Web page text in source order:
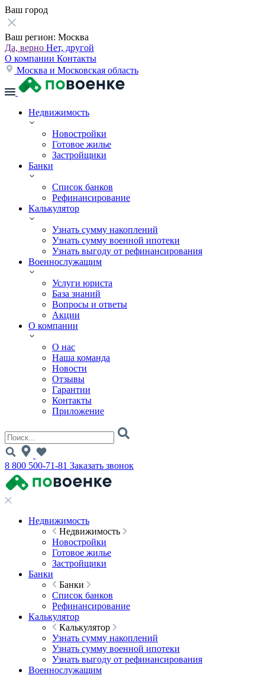
Ваш город
Ваш регион: Москва
Да, верно Нет, другой
О компании Контакты
Москва и Московская область
Недвижимость
Новостройки
Готовое жилье
Застройщики
Банки
Список банков
Рефинансирование
Калькулятор
Узнать сумму накоплений
Узнать сумму военной ипотеки
Узнать выгоду от рефинансирования
Военнослужащим
Услуги юриста
База знаний
Вопросы и ответы
Акции
О компании
О нас
Наша команда
Новости
Отзывы
Гарантии
Контакты
Приложение
8 800 500-71-81 Заказать звонок
Недвижимость
Недвижимость
Новостройки
Готовое жилье
Застройщики
Банки
Банки
Список банков
Рефинансирование
Калькулятор
Калькулятор
Узнать сумму накоплений
Узнать сумму военной ипотеки
Узнать выгоду от рефинансирования
Военнослужащим